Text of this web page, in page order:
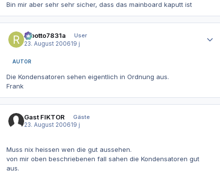
Bin mir aber sehr sehr sicher, dass das mainboard kaputt ist
robotto7831a
User
23. August 200619 j
AUTOR
Die Kondensatoren sehen eigentlich in Ordnung aus.
Frank
Gast FIKTOR
Gäste
23. August 200619 j
Muss nix heissen wen die gut aussehen.
von mir oben beschriebenen fall sahen die Kondensatoren gut
aus.